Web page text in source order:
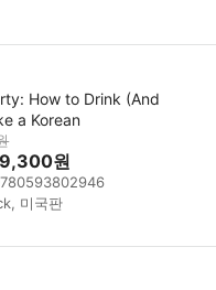
How to Drink (And
a Korean
원
미국판